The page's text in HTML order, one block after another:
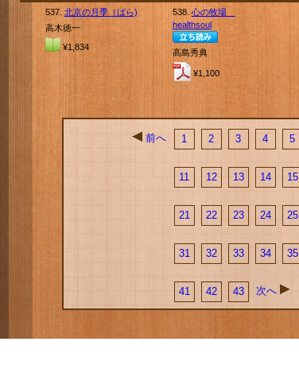
537. 北京の月季（ばら)
高木徳一
¥1,834
538.心の牧場
healthsoul
高島秀典
¥1,100
前へ 1 2 3 4 5
11 12 13 14 15
21 22 23 24 25
31 32 33 34 35
41 42 43 次へ